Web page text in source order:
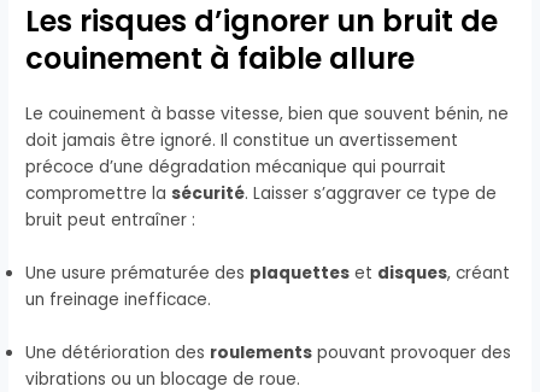
Les risques d’ignorer un bruit de
couinement à faible allure
Le couinement à basse vitesse, bien que souvent bénin, ne
doit jamais être ignoré. Il constitue un avertissement
précoce d’une dégradation mécanique qui pourrait
compromettre lasécurité. Laisser s’aggraver ce type de
bruit peut entraîner :
Une usure prématurée des plaquettes et disques, créant
un freinage inefficace.
Une détérioration des roulements pouvant provoquer des
vibrations ou un blocage de roue.